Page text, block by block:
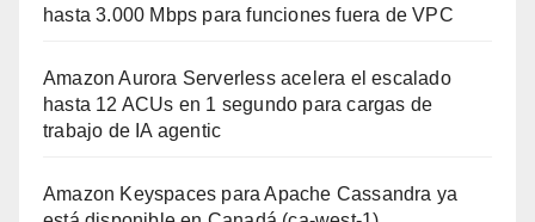
hasta 3.000 Mbps para funciones fuera de VPC
Amazon Aurora Serverless acelera el escalado
hasta 12 ACUs en 1 segundo para cargas de
trabajo de IA agentic
Amazon Keyspaces para Apache Cassandra ya